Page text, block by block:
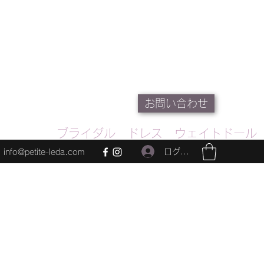
お問い合わせ
ブライダル ドレス ウェイトドール
info@petite-leda.com ログイン